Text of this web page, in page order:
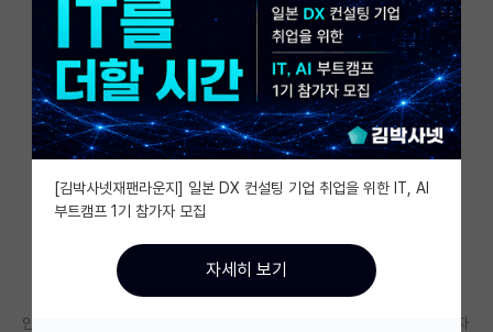
전체글보기
베스트 게시판
IF 명예의전당
자유 게시판(아무개랩)
미국 유학 게시판
미국 대학원 합격 후기 게시판
대학원생 모집 게시판
안녕하세요. 대학원 진학과 미국 취업 경로를 고민 중인 SKY 계열 전기전자
[김박사넷재팬라운지] 일본 DX 컨설팅 기업 취업을 위한 IT, AI
부트캠프 1기 참가자 모집
자세히 보기